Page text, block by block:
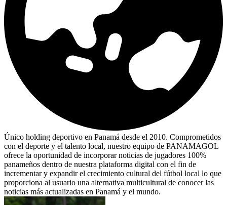
Único holding deportivo en Panamá desde el 2010. Comprometidos
con el deporte y el talento local, nuestro equipo de PANAMAGOL
ofrece la oportunidad de incorporar noticias de jugadores 100%
panameños dentro de nuestra plataforma digital con el fin de
incrementar y expandir el crecimiento cultural del fútbol local lo que
proporciona al usuario una alternativa multicultural de conocer las
noticias más actualizadas en Panamá y el mundo.